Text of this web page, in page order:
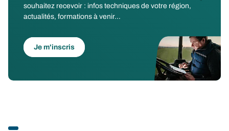
souhaitez recevoir : infos techniques de votre région,
actualités, formations à venir...
Je m'inscris